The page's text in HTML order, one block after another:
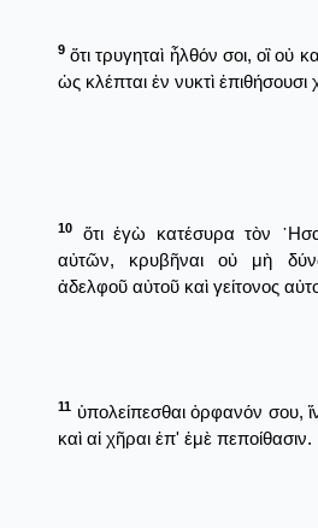
9 ὅτι τρυγηταὶ ἦλθόν σοι, οἳ οὐ
ὡς κλέπται ἐν νυκτὶ ἐπιθήσουσι
10
ὅτι ἐγὼ κατέσυρα τὸν
αὐτῶν, κρυβῆναι οὐ μὴ
ἀδελφοῦ αὐτοῦ καὶ γείτονος
11 ὑπολείπεσθαι ὀρφανόν σου,
καὶ αἱ χῆραι ἐπ' ἐμὲ πεποίθασιν.